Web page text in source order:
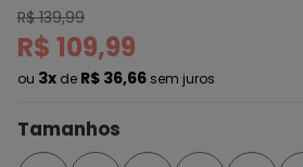
R$ 139,99
R$ 109,99
ou 3x de R$ 36,66 sem juros
Tamanhos